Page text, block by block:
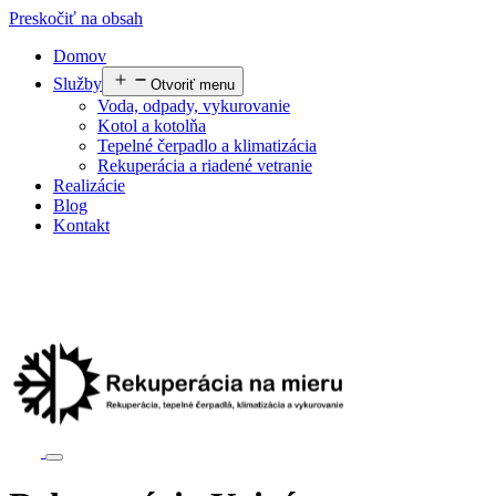
Preskočiť na obsah
Domov
Služby
Otvoriť menu
Voda, odpady, vykurovanie
Kotol a kotolňa
Tepelné čerpadlo a klimatizácia
Rekuperácia a riadené vetranie
Realizácie
Blog
Kontakt